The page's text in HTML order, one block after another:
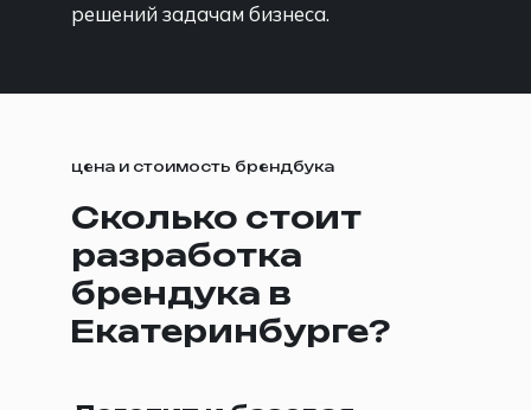
решений задачам бизнеса.
цена и стоимость брендбука
Сколько стоит
разработка
брендука в
Екатеринбурге?